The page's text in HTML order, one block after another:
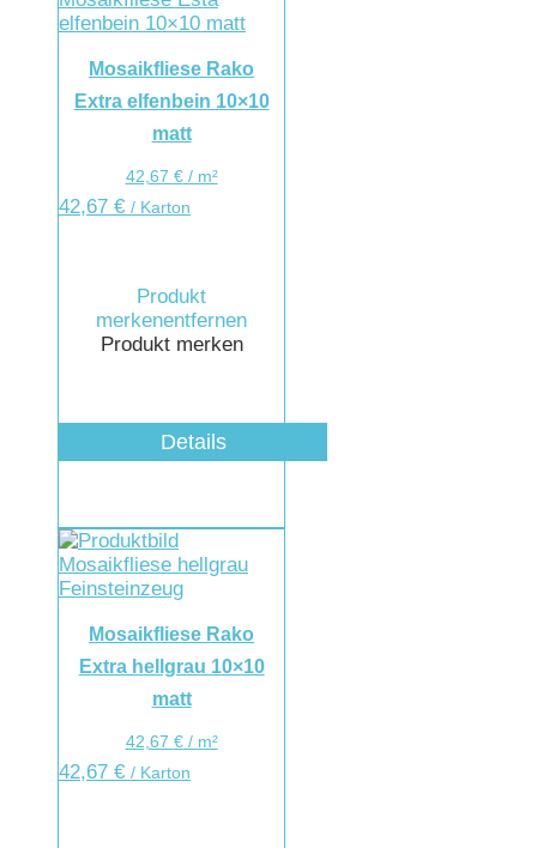
Mosaikfliese Rako
Extra elfenbein 10×10
matt
42,67 €/ m²
42,67 € / Karton
Produkt
merkenentfernen
Produkt merken
Details
Mosaikfliese Rako
Extra hellgrau 10×10
matt
42,67 €/ m²
42,67 € / Karton